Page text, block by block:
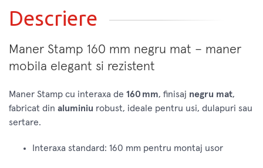
Descriere
Maner Stamp 160 mm negru mat – maner
mobila elegant si rezistent
Maner Stamp cu interaxa de 160 mm, finisaj negru mat,
fabricat din aluminiu robust, ideale pentru usi, dulapuri sau
sertare.
Interaxa standard: 160 mm pentru montaj usor